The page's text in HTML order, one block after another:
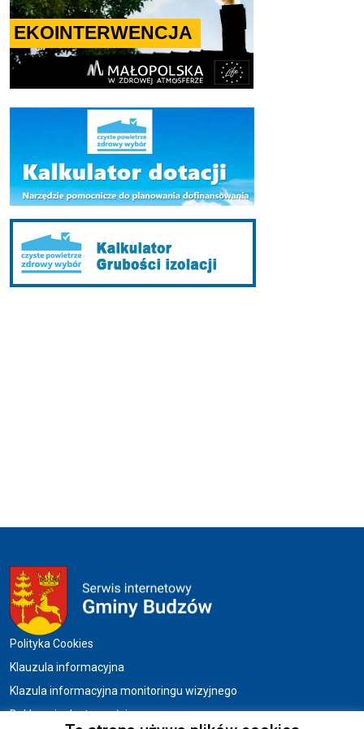
Menu w stopce
Polityka Cookies
Klauzula informacyjna
Klazula informacyjna monitoringu wizyjnego
Deklaracja dostępności